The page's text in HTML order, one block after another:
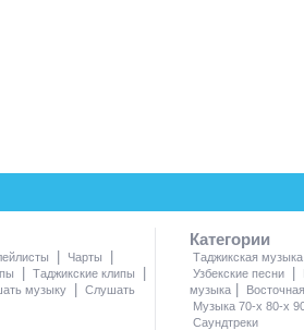
| Чарты |
| Таджикские клипы |
музыку | Слушать
Категории
Таджикская музыка
Узбекские песни
|
музыка |
Музыка 70-х 80-х
Саундтреки